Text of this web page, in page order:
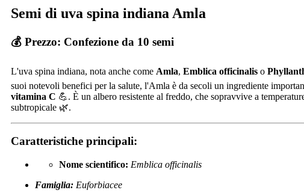
Semi di uva spina indiana Amla
💰 Prezzo: Confezione da 10 semi
L'uva spina indiana, nota anche come Amla, Emblica officinalis o
suoi notevoli benefici per la salute, l'Amla è da secoli un ingrediente
vitamina C 💪. È un albero resistente al freddo, che sopravvive a
subtropicale 🌿.
Caratteristiche principali:
Nome scientifico: Emblica officinalis
Famiglia: Euforbiacee